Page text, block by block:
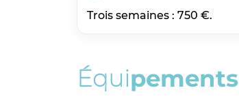
Trois semaines : 750 €.
Équipements